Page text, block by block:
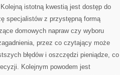
istotną kwestią jest dostęp do
specjalistów z przystępną formą
domowych napraw czy wyboru
przez co czytający może
błędów i oszczędzi pieniądze, co
Kolejnym powodem jest